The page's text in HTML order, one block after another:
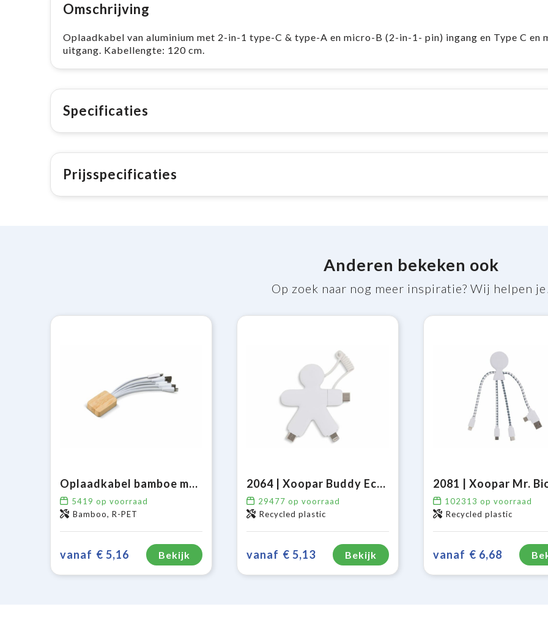
Omschrijving
Oplaadkabel van aluminium met 2-in-1 type-C & type-A en micro-B (2-in-1- pin) ingang en Type C en
uitgang. Kabellengte: 120 cm.
Specificaties
Prijsspecificaties
Anderen bekeken ook
Op zoek naar nog meer inspiratie? Wij helpen
Oplaadkabel bamboe met R-PET
5419 op voorraad
Bamboo, R-PET
vanaf € 5,16 Bekijk
2064 | Xoopar Buddy Eco Charging Cable
29477 op voorraad
Recycled plastic
vanaf € 5,13 Bekijk
102313 op voorraad
Recycled plastic
vanaf € 6,68